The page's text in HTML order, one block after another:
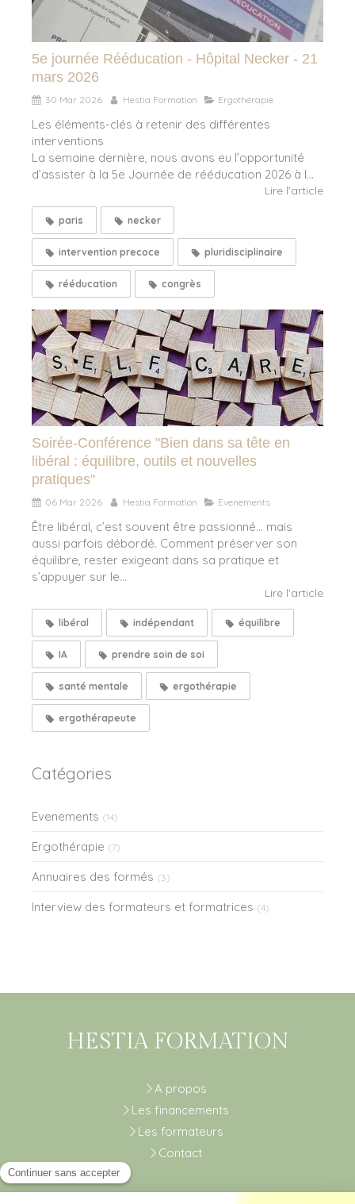
5e journée Rééducation - Hôpital Necker - 21
mars 2026
30 Mar 2026 Hestia Formation Ergothérapie
Les éléments-clés à retenir des différentes
interventions
La semaine dernière, nous avons eu l’opportunité
d’assister à la 5e Journée de rééducation 2026 à l...
Lire l'article
paris necker
intervention precoce pluridisciplinaire
rééducation congrès
Soirée-Conférence "Bien dans sa tête en
libéral : équilibre, outils et nouvelles
pratiques"
06 Mar 2026 Hestia Formation Evenements
Être libéral, c’est souvent être passionné… mais
aussi parfois débordé. Comment préserver son
équilibre, rester exigeant dans sa pratique et
s’appuyer sur le...
Lire l'article
libéral indépendant équilibre
IA prendre soin de soi
santé mentale ergothérapie
ergothérapeute
Catégories
Evenements (14)
Ergothérapie (7)
Annuaires des formés (3)
Interview des formateurs et formatrices (4)
HESTIA FORMATION
A propos
Les financements
Les formateurs
Contact